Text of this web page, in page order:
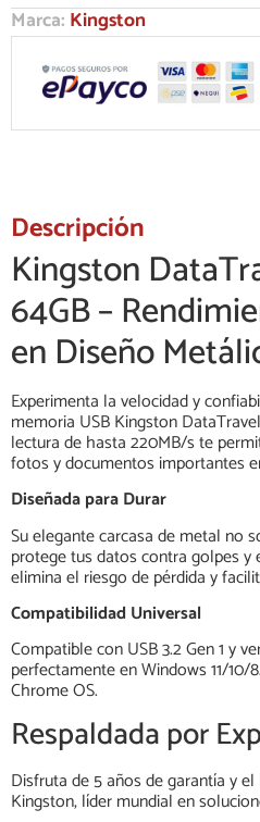
Marca: Kingston
Descripción
Kingston
64GB –
en Diseño
Experimenta la velocidad y
memoria USB Kingston
lectura de hasta 220MB/s te
fotos y documentos importantes
Diseñada para Durar
Su elegante carcasa de metal no
protege tus datos contra golpes y
elimina el riesgo de pérdida y
Compatibilidad Universal
Compatible con USB 3.2 Gen 1 y
perfectamente en Windows 11/10/
Chrome OS.
Respaldada por
Disfruta de 5 años de garantía y
Kingston, líder mundial en